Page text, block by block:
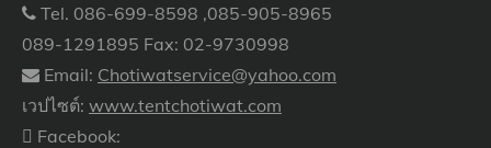
Tel. 086-699-8598 ,085-905-8965
089-1291895 Fax: 02-9730998
Email: Chotiwatservice@yahoo.com
เวปไซต์: www.tentchotiwat.com
Facebook: